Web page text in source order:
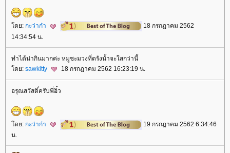
ดย: กะว่าก๋า
18 กรกฎาคม 2562
14:34:54 น.
ทำได้น่ากินมากค่ะ หมูชะมวงที่ตรังน้ำจะใสกว่านี้
ดย: sawkitty 18 กรกฎาคม 2562 16:23:19 น.
อรุณสวัสดิ์ครับพี่อิ๋ว
ดย: กะว่าก๋า
19 กรกฎาคม 2562 6:34:46
น.